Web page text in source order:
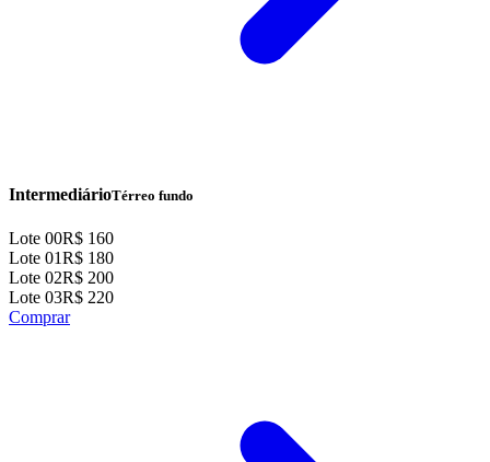
IntermediárioTérreo fundo
Lote 00R$ 160
Lote 01R$ 180
Lote 02R$ 200
Lote 03R$ 220
Comprar